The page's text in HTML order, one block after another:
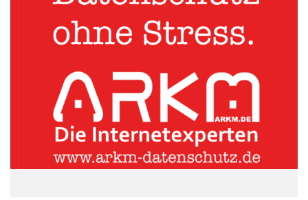
Quelle: Faurecia
Speziell junge Autofahrer wollen ihre körperliche Fitness
Apps, Fitnessarmbänder und Co. regelmäßig kontrollieren zu
lassen, scheint sich nun auch auf die Automobilität zu
übertragen. So gab bereits jeder fünfte Befragte (20 Prozent) an,
dass er eine Kontrolle der eigenen Vitalwerte wie Puls oder
Pupillengröße während der Fahrt begrüßen würde. Rund ein
Viertel der 18- bis 34-Jährigen ist offenbar besonders